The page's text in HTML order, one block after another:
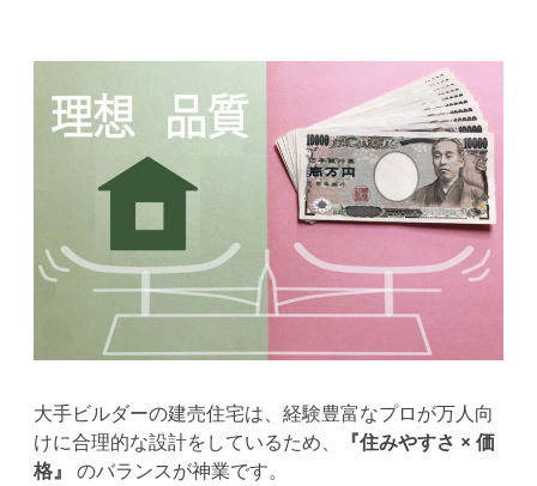
大手ビルダーの建売住宅は、経験豊富なプロが万人向
けに合理的な設計をしているため、
『住みやすさ × 価
格』 のバランスが神業です。